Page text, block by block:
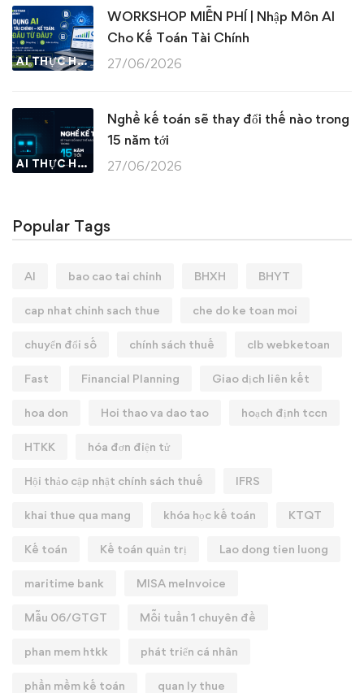
AI THỰC HÀNH
WORKSHOP MIỄN PHÍ | Nhập Môn AI
Cho Kế Toán Tài Chính
27/06/2026
AI THỰC HÀNH
Nghề kế toán sẽ thay đổi thế nào trong
15 năm tới
27/06/2026
Popular Tags
AI bao cao tai chinh BHXH BHYT
cap nhat chinh sach thue che do ke toan moi
chuyển đổi số chính sách thuế clb webketoan
Fast Financial Planning Giao dịch liên kết
hoa don Hoi thao va dao tao hoạch định tccn
HTKK hóa đơn điện tử
Hội thảo cập nhật chính sách thuế IFRS
khai thue qua mang khóa học kế toán KTQT
Kế toán Kế toán quản trị Lao dong tien luong
maritime bank MISA meInvoice
Mẫu 06/GTGT Mỗi tuần 1 chuyên đề
phan mem htkk phát triển cá nhân
phần mềm kế toán quan ly thue